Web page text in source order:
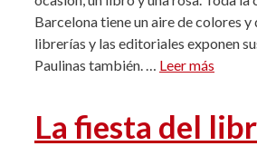
Barcelona tiene un aire de colores y
librerías y las editoriales exponen
Paulinas también. … Leer más
La fiesta del